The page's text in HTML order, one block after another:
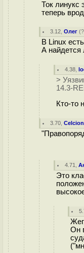
Ток линукс
теперь
3.12 ,Олег (
В Linux
А найдется
4.38 ,
>
14.3-
Кто-то
3.70 ,Celcion
4.71 ,
Это
Он